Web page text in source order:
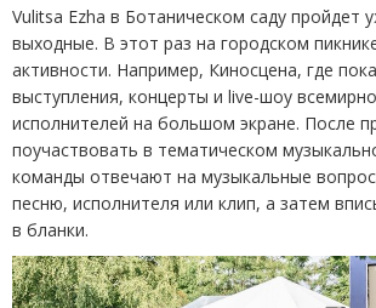
Vulitsa Ezha в Ботаническом саду пройдет
выходные. В этот раз на городском
активности. Например, Киносцена, где
выступления, концерты и live-шоу
исполнителей на большом экране. После
поучаствовать в тематическом
команды отвечают на музыкальные
песню, исполнителя или клип, а затем
в бланки.